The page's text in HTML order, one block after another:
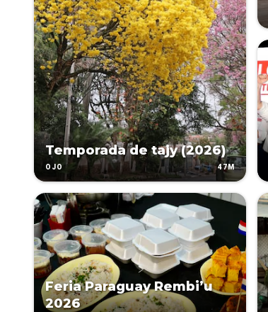
Temporada de tajy (2026)
OJO 47M
Feria Paraguay Rembi’u
2026